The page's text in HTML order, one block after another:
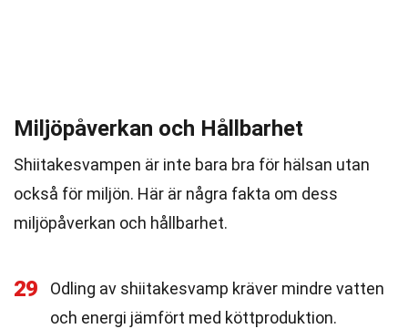
Miljöpåverkan och Hållbarhet
Shiitakesvampen är inte bara bra för hälsan utan
också för miljön. Här är några fakta om dess
miljöpåverkan och hållbarhet.
29
Odling av shiitakesvamp kräver mindre vatten
och energi jämfört med köttproduktion.